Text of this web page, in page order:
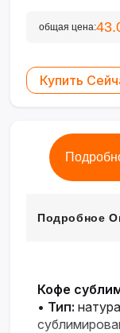
общая цена:
Купить
Подробное
Кофе
• Тип: